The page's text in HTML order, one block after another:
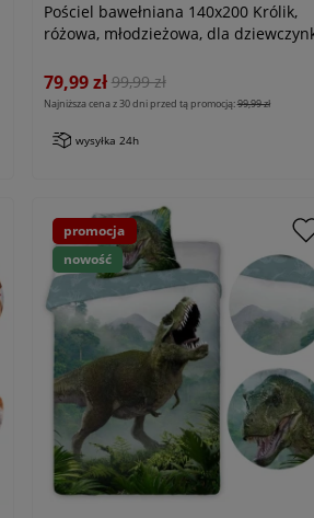
Pościel bawełniana 140x200 Królik,
różowa, młodzieżowa, dla
79,99 zł 99,99 zł
Najniższa cena z 30 dni przed tą promocją:99,99 zł
wysyłka 24h
promocja
nowość